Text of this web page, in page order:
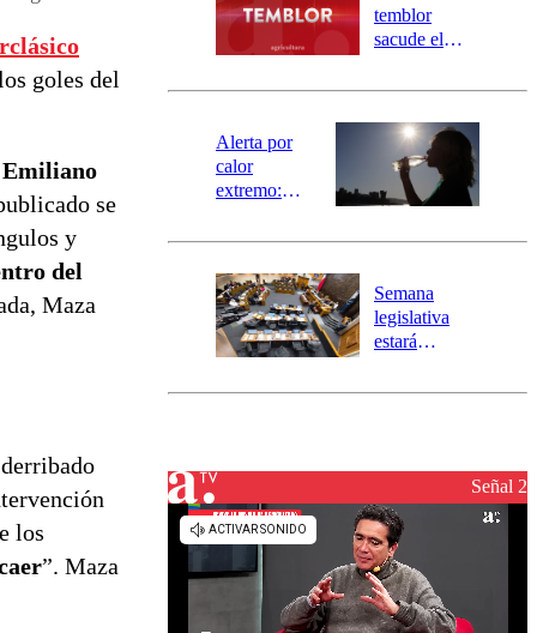
goles del
Emiliano
se
y
del
Maza
los
”. Maza
activa
mensajería
SAE
temblor
sacude el
revisa la
epicentro
Alerta por
calor
extremo:
activa Alerta
Preventiva en
tres comunas
Semana
legislativa
estará
el fin de la
reconstrucciónSeñal 2